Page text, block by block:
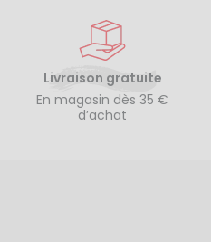
Livraison gratuite
En magasin dès 35 €
d’achat